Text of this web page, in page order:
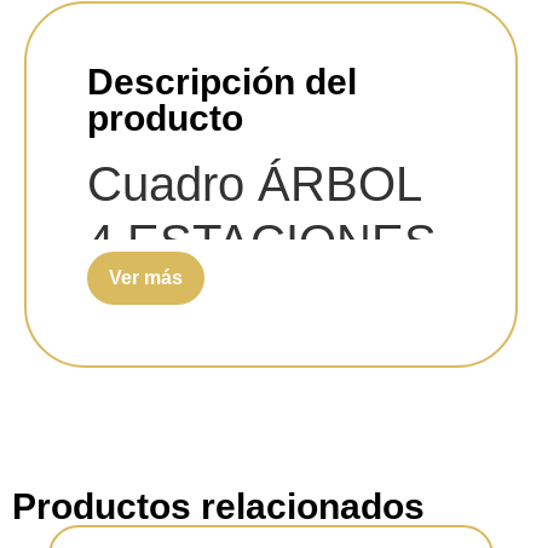
Descripción del
producto
Cuadro ÁRBOL
4 ESTACIONES
otoño Carlos
Altisent 40×50
Pintor:
Carlos Altisent.
Ver más
Productos relacionados